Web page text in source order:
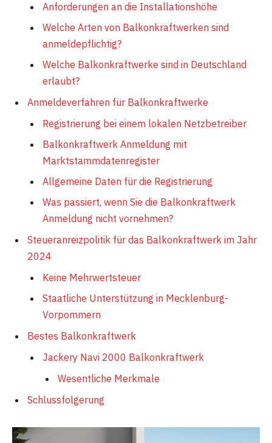
Anforderungen an die Installationshöhe
Welche Arten von Balkonkraftwerken sind
anmeldepflichtig?
Welche Balkonkraftwerke sind in Deutschland
erlaubt?
Anmeldeverfahren für Balkonkraftwerke
Registrierung bei einem lokalen Netzbetreiber
Balkonkraftwerk Anmeldung mit
Marktstammdatenregister
Allgemeine Daten für die Registrierung
Was passiert, wenn Sie die Balkonkraftwerk
Anmeldung nicht vornehmen?
Steueranreizpolitik für das Balkonkraftwerk im Jahr
2024
Keine Mehrwertsteuer
Staatliche Unterstützung in Mecklenburg-
Vorpommern
Bestes Balkonkraftwerk
Jackery Navi 2000 Balkonkraftwerk
Wesentliche Merkmale
Schlussfolgerung